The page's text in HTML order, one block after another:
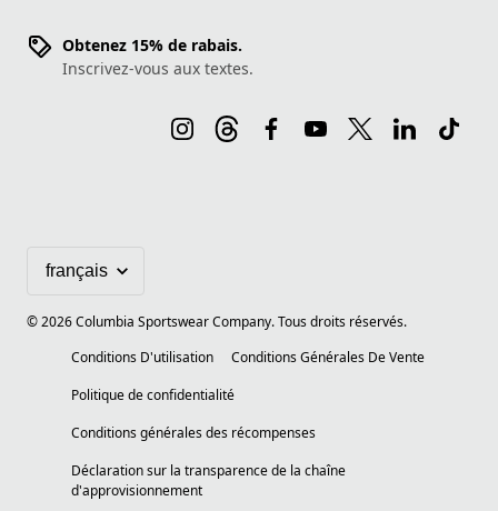
Obtenez 15% de rabais.
Inscrivez-vous aux textes.
©2026Columbia Sportswear Company. Tous droits réservés.
Conditions D'utilisation
Conditions Générales De Vente
Politique de confidentialité
Conditions générales des récompenses
Déclaration sur la transparence de la chaîne
d'approvisionnement